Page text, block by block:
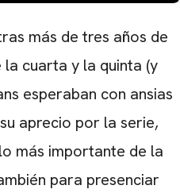
más de tres años de
cuarta y la quinta (y
esperaban con ansias
aprecio por la serie,
más importante de la
para presenciar